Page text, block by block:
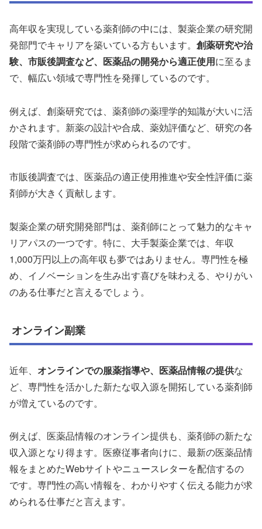
高年収を実現している薬剤師の中には、製薬企業の研究開
発部門でキャリアを築いている方もいます。 創薬研究や治
験、市販後調査など、医薬品の開発から適正使用に至るま
で、幅広い領域で専門性を発揮しているのです。
例えば、創薬研究では、薬剤師の薬理学的知識が大いに活
かされます。新薬の設計や合成、薬効評価など、研究の各
段階で薬剤師の専門性が求められるのです。
市販後調査では、医薬品の適正使用推進や安全性評価に薬
剤師が大きく貢献します。
製薬企業の研究開発部門は、薬剤師にとって魅力的なキャ
リアパスの一つです。特に、大手製薬企業では、年収
1,000万円以上の高年収も夢ではありません。専門性を極
め、イノベーションを生み出す喜びを味わえる、やりがい
のある仕事だと言えるでしょう。
オンライン副業
近年、 オンラインでの服薬指導や、医薬品情報の提供な
ど、専門性を活かした新たな収入源を開拓している薬剤師
が増えているのです。
例えば、医薬品情報のオンライン提供も、薬剤師の新たな
収入源となり得ます。医療従事者向けに、最新の医薬品情
報をまとめたWebサイトやニュースレターを配信するの
です。専門性の高い情報を、わかりやすく伝える能力が求
められる仕事だと言えます。